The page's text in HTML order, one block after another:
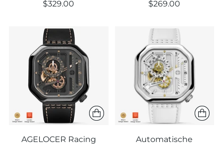
$329.00
$269.00
AGELOCER Racing
Automatische